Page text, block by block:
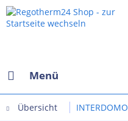
Menü
Übersicht INTERDOMO